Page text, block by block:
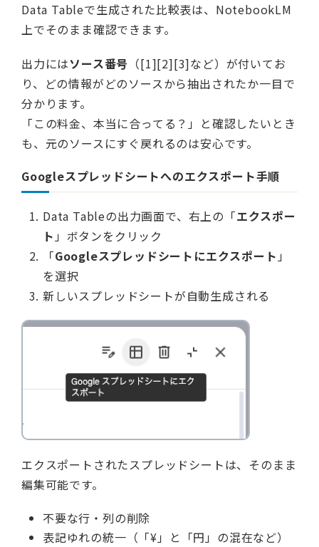
Data Tableで生成された比較表は、NotebookLM
上でそのまま確認できます。
出力にはソース番号 （[1][2][3]など）が付いてお
り、どの情報がどのソースから抽出されたか一目で
分かります。
「この料金、本当に合ってる？」と確認したいとき
も、元のソースにすぐ戻れるのは安心です。
Googleスプレッドシートへのエクスポート手順
Data Tableの出力画面で、右上の「エクスポー
ト 」ボタンをクリック
「Googleスプレッドシートにエクスポート 」
を選択
新しいスプレッドシートが自動生成される
エクスポートされたスプレッドシートは、そのまま
編集可能です。
不要な行・列の削除
表記ゆれの統一（「¥」と「円」の混在など）